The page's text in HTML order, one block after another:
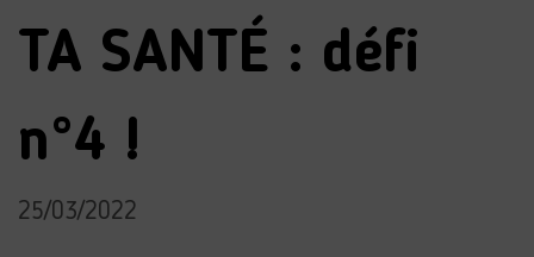
TA SANTÉ : défi
n°4 !
25/03/2022